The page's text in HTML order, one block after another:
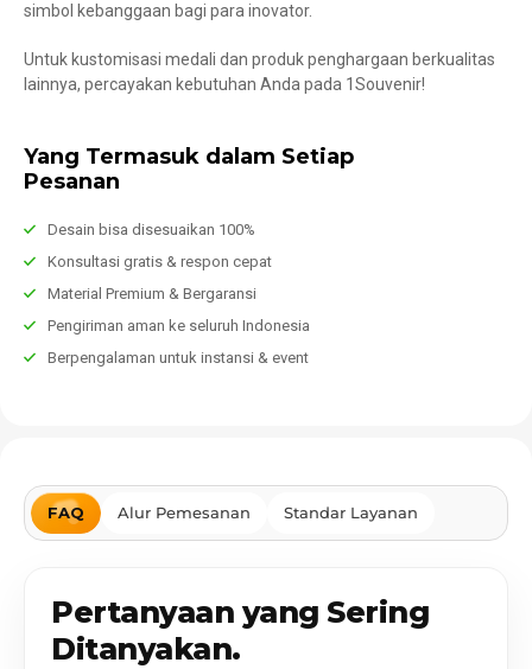
simbol kebanggaan bagi para inovator.
Untuk kustomisasi medali dan produk penghargaan berkualitas
lainnya, percayakan kebutuhan Anda pada 1Souvenir!
Yang Termasuk dalam Setiap
Pesanan
Desain bisa disesuaikan 100%
Konsultasi gratis & respon cepat
Material Premium & Bergaransi
Pengiriman aman ke seluruh Indonesia
Berpengalaman untuk instansi & event
FAQ Alur Pemesanan Standar Layanan
Pertanyaan yang Sering
Ditanyakan.